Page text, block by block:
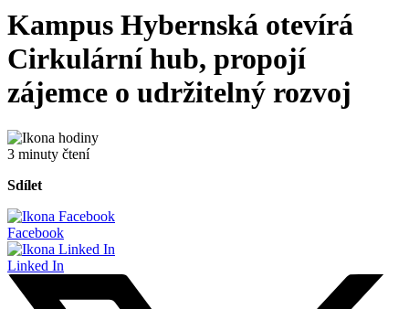
Kampus Hybernská otevírá
Cirkulární hub, propojí
zájemce o udržitelný rozvoj
3 minuty čtení
Sdílet
Facebook
Linked In